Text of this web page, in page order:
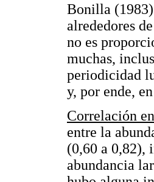
Bonilla
alrededores
no es
muchas,
periodicidad
y, por ende,
Correlación
entre la
(0,60 a 0,82),
abundancia